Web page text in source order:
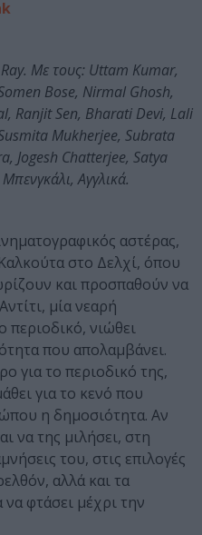
Με τους: Uttam Kumar,
Bose, Nirmal Ghosh,
Ranjit Sen, Bharati Devi, Lali
Mukherjee, Subrata
Jogesh Chatterjee, Satya
Αγγλικά.
αστέρας,
στο Δελχί, όπου
και προσπαθούν να
μία νεαρή
περιοδικό, νιώθει
που απολαμβάνει.
για το περιοδικό της,
για το κενό που
η δημοσιότητα. Αν
να της μιλήσει, στη
του, στις επιλογές
αλλά και τα
φτάσει μέχρι την